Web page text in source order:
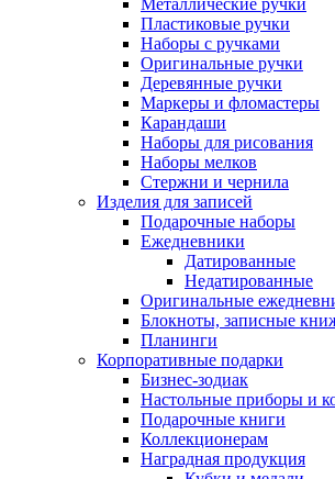
Металлические ручки
Пластиковые ручки
Наборы с ручками
Оригинальные ручки
Деревянные ручки
Маркеры и фломастеры
Карандаши
Наборы для рисования
Наборы мелков
Стержни и чернила
Изделия для записей
Подарочные наборы
Ежедневники
Датированные
Недатированные
Оригинальные
Блокноты, записные
Планинги
Корпоративные подарки
Бизнес-зодиак
Настольные приборы и
Подарочные книги
Коллекционерам
Наградная продукция